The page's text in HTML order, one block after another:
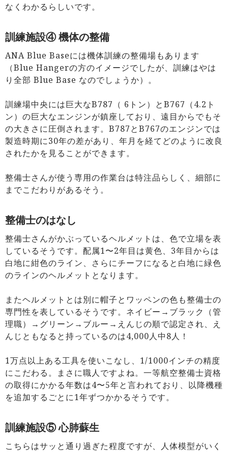
なくわかるらしいです。
訓練施設④ 機体の整備
ANA Blue Baseには機体訓練の整備場もあります
（Blue Hangerの方のイメージでしたが、訓練はやは
り全部 Blue Base なのでしょうか）。
訓練場中央には巨大なB787（ 6トン）とB767（4.2ト
ン）の巨大なエンジンが鎮座しており、遠目からでもそ
の大きさに圧倒されます。B787とB767のエンジンでは
製造時期に30年の差があり、年月を経てどのように改良
されたかを見ることができます。
整備士さんが使う専用の作業台は特注品らしく、細部に
までこだわりがあるそう。
整備士のはなし
整備士さんがかぶっているヘルメットは、色で立場を表
しているそうです。配属1〜2年目は黄色、3年目からは
白地に紺色のライン、さらにチーフになると白地に緑色
のラインのヘルメットとなります。
またヘルメットとは別に帽子とワッペンの色も整備士の
専門性を表しているそうです。ネイビー→ブラック（管
理職）→グリーン→ブルー→えんじの順で認定され、え
んじともなると持っているのは4,000人中8人！
1万点以上ある工具を使いこなし、1/1000インチの精度
にこだわる。まさに職人ですよね。一等航空整備士資格
の取得にかかる年数は4〜5年と言われており、以降機種
を追加するごとに1年ずつかかるそうです。
訓練施設⑤ 心肺蘇生
こちらはサッと通り過ぎた程度ですが、人体模型がいく